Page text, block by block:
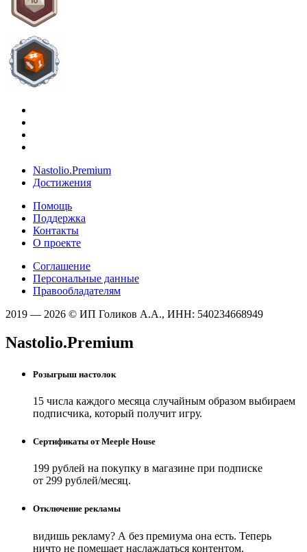
Nastolio.Premium
Достижения
Помощь
Поддержка
Контакты
О проекте
Соглашение
Персональные данные
Правообладателям
2019 — 2026 © ИП Голиков А.А., ИНН: 540234668949
Nastolio.Premium
Розыгрыш настолок
15 числа каждого месяца случайным образом выбираем
подписчика, который получит игру.
Сертификаты от Meeple House
199 рублей на покупку в магазине при подписке
от 299 рублей/месяц.
Отключение рекламы
видишь рекламу? А без премиума она есть. Теперь
ничто не помешает наслаждаться контентом.